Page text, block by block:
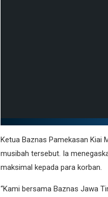
Ketua Baznas Pamekasan Kiai
musibah tersebut. Ia
maksimal kepada para korban.
“Kami bersama Baznas Jawa